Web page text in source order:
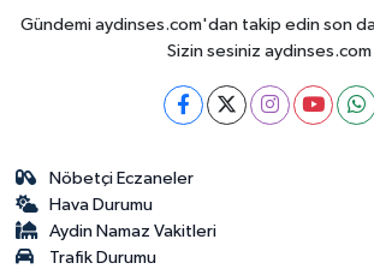
Gündemi aydinses.com'dan takip edin son
Sizin sesiniz aydinses.com
Nöbetçi Eczaneler
Hava Durumu
Aydin Namaz Vakitleri
Trafik Durumu